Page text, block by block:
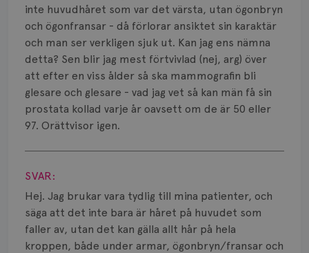
inte huvudhåret som var det värsta, utan ögonbryn
och ögonfransar - då förlorar ansiktet sin karaktär
och man ser verkligen sjuk ut. Kan jag ens nämna
detta? Sen blir jag mest förtvivlad (nej, arg) över
att efter en viss ålder så ska mammografin bli
glesare och glesare - vad jag vet så kan män få sin
prostata kollad varje år oavsett om de är 50 eller
97. Orättvisor igen.
Visa svar
SVAR:
Hej. Jag brukar vara tydlig till mina patienter, och
säga att det inte bara är håret på huvudet som
faller av, utan det kan gälla allt hår på hela
kroppen, både under armar, ögonbryn/fransar och
Vätska